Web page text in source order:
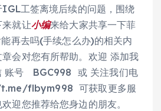
工签离境后续的问题，围绕
就让小编来给大家共享一下菲
再去吗(手续怎么办)的相关内
会对您有所帮助。欢迎 添加我
号 BGC998 或 关注我们电
flbym998 可获取更多服
迎您推荐给您身边的朋友。